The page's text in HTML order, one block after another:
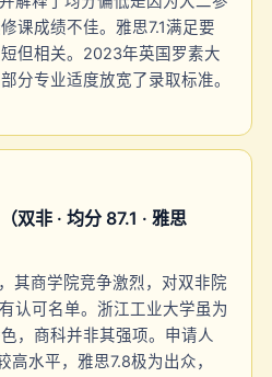
课成绩不佳。雅思7.1满足要
但相关。2023年英国罗素大
分专业适度放宽了录取标准。
双非 · 均分 87.1 · 雅思
其商学院竞争激烈，对双非院
认可名单。浙江工业大学虽为
，商科并非其强项。申请人
高水平，雅思7.8极为出众，